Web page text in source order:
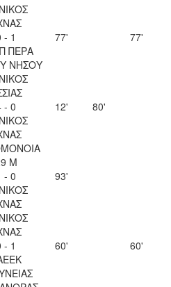
- 1
ΠΕΡΑ
ΝΗΣΟΥ
77' 77'
- 0
12' 80'
Μ
- 0
93'
- 1
60' 60'